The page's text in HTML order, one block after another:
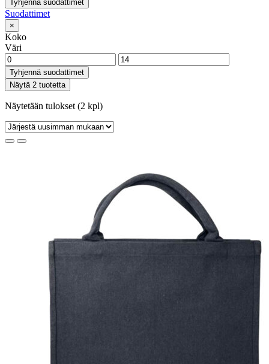
Tyhjennä suodattimet
Suodattimet
×
Koko
Väri
Tyhjennä suodattimet
Näytä 2 tuotetta
Näytetään tulokset (2 kpl)